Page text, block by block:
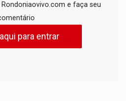
e faça seu
para entrar